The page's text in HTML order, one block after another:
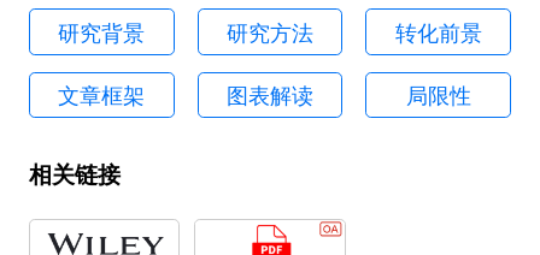
研究背景 研究方法 转化前景
文章框架 图表解读 局限性
相关链接